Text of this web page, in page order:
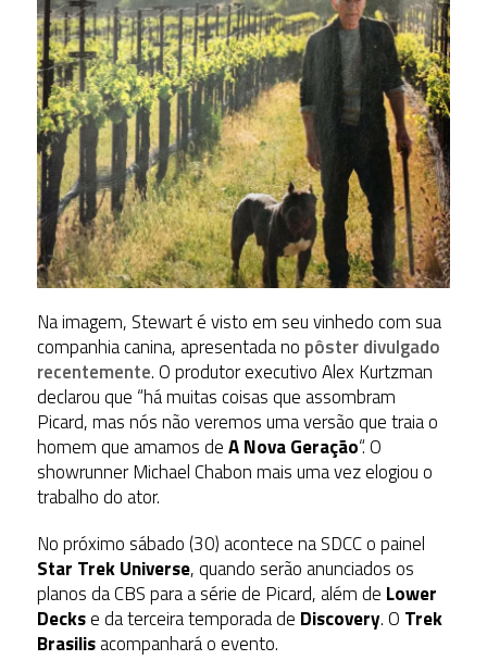
Na imagem, Stewart é visto em seu vinhedo com sua
companhia canina, apresentada no pôster divulgado
recentemente. O produtor executivo Alex Kurtzman
declarou que “há muitas coisas que assombram
Picard, mas nós não veremos uma versão que traia o
homem que amamos deA Nova Geração“. O
showrunner Michael Chabon mais uma vez elogiou o
trabalho do ator.
No próximo sábado (30) acontece na SDCC o painel
Star Trek Universe, quando serão anunciados os
planos da CBS para a série de Picard, além de Lower
Deckse da terceira temporada de Discovery. O Trek
Brasilisacompanhará o evento.